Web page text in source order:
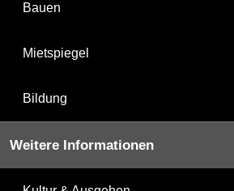
Bauen
Mietspiegel
Bildung
Weitere Informationen